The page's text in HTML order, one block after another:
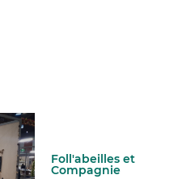
Foll'abeilles et
Compagnie